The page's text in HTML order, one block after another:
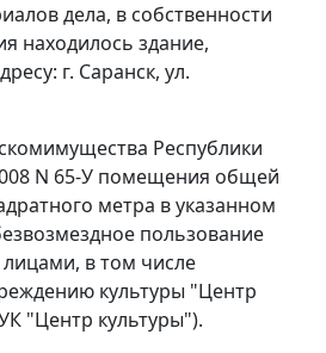
дела, в собственности
находилось здание,
г. Саранск, ул.
Республики
N 65-У помещения общей
метра в указанном
пользование
в том числе
культуры "Центр
"Центр культуры").